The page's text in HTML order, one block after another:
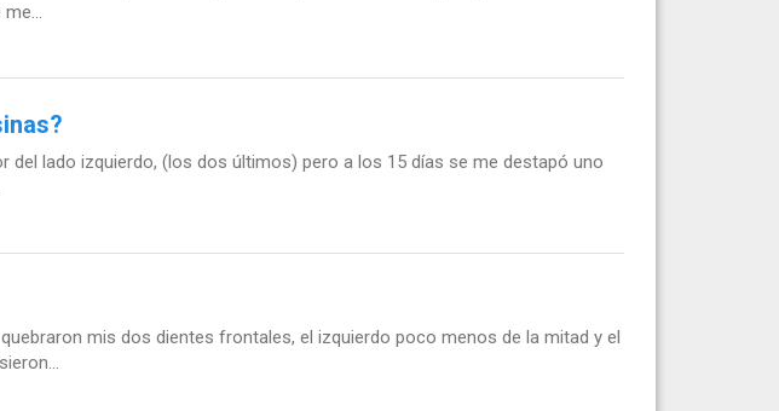
lado izquierdo, (los dos últimos) pero a los 15 días se me destapó uno
mis dos dientes frontales, el izquierdo poco menos de la mitad y el